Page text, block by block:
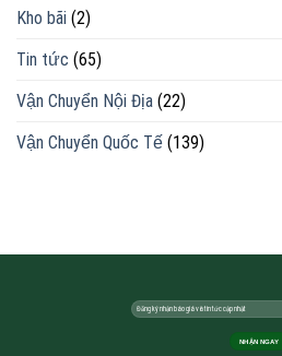
Kho bãi (2)
Tin tức (65)
Vận Chuyển Nội Địa (22)
Vận Chuyển Quốc Tế (139)